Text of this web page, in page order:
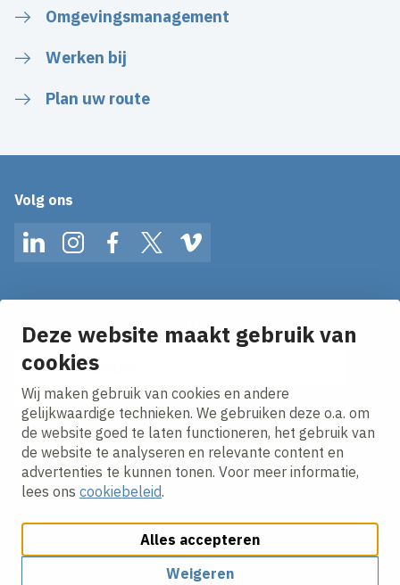
Deze website maakt gebruik van
cookies
Wij maken gebruik van cookies en andere
gelijkwaardige technieken. We gebruiken deze o.a. om
de website goed te laten functioneren, het gebruik van
de website te analyseren en relevante content en
advertenties te kunnen tonen. Voor meer informatie,
lees ons cookiebeleid.
Alles accepteren
Weigeren
Omgevingsmanagement
Werken bij
Plan uw route
Volg ons
LinkedInInstagramFacebookTwitterVimeo
Ontvang onze nieuws alerts in je mailbox!
E-mailadres
Ik ga akkoord met hetprivacy statement.
Cookies aanpassenCookie beleidPrivacy policy
Algemene inkoopvoorwaarden